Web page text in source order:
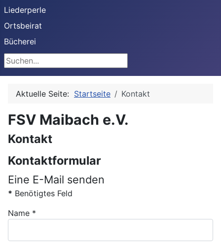
Liederperle
Ortsbeirat
Bücherei
Suchen
Aktuelle Seite: Startseite Kontakt
FSV Maibach e.V.
Kontakt
Kontaktformular
Eine E-Mail senden
* Benötigtes Feld
Name *